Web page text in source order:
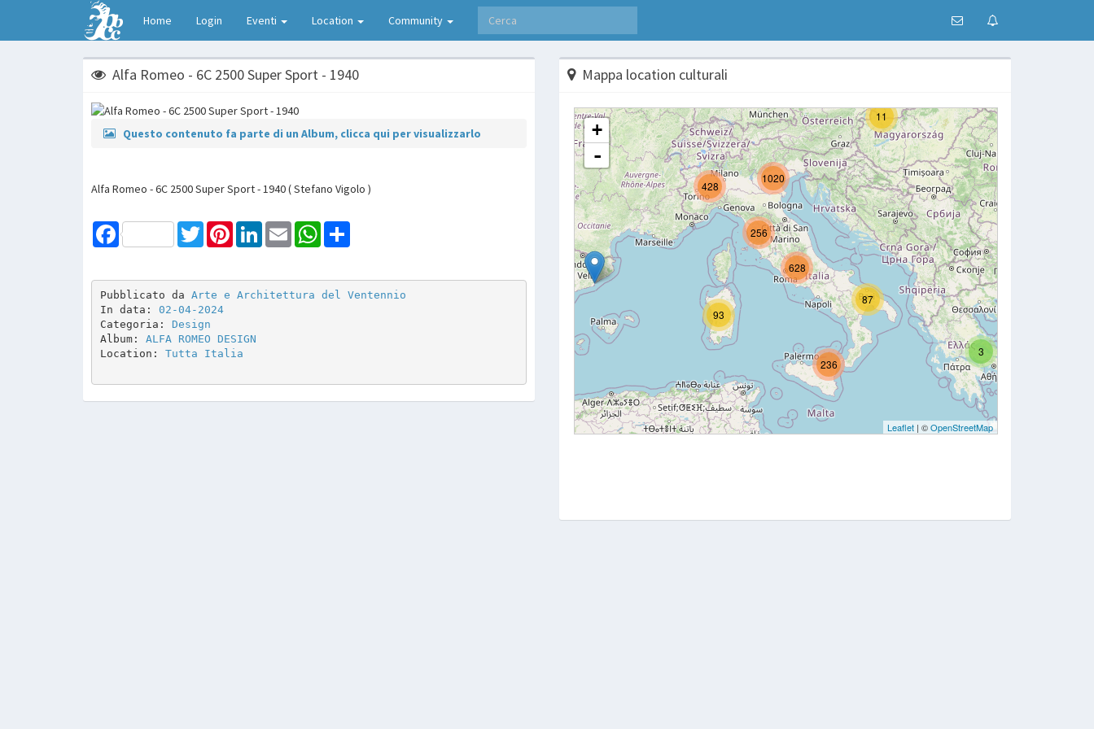
Home Login Eventi Location Community
Alfa Romeo - 6C 2500 Super Sport - 1940
Questo contenuto fa parte di un Album, clicca qui per visualizzarlo
Alfa Romeo - 6C 2500 Super Sport - 1940 ( Stefano Vigolo )
Facebook TwitterPinterestLinkedInEmail WhatsApp
Pubblicato da Arte e Architettura del Ventennio
In data: 02-04-2024
Categoria: Design
Album: ALFA ROMEO DESIGN
Location: Tutta Italia
Mappa location culturali